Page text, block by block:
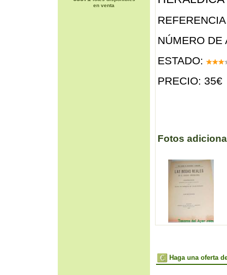
en venta
NÚMERO DE
ESTADO:
PRECIO: 35€
Fotos
Haga una oferta